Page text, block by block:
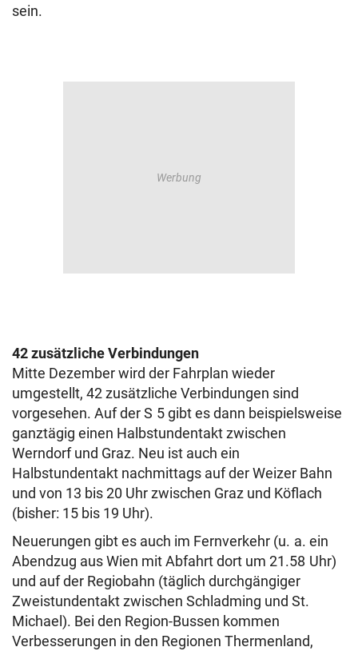
sein.
42 zusätzliche Verbindungen
Mitte Dezember wird der Fahrplan wieder
umgestellt, 42 zusätzliche Verbindungen sind
vorgesehen. Auf der S 5 gibt es dann beispielsweise
ganztägig einen Halbstundentakt zwischen
Werndorf und Graz. Neu ist auch ein
Halbstundentakt nachmittags auf der Weizer Bahn
und von 13 bis 20 Uhr zwischen Graz und Köflach
(bisher: 15 bis 19 Uhr).
Neuerungen gibt es auch im Fernverkehr (u. a. ein
Abendzug aus Wien mit Abfahrt dort um 21.58 Uhr)
und auf der Regiobahn (täglich durchgängiger
Zweistundentakt zwischen Schladming und St.
Michael). Bei den Region-Bussen kommen
Verbesserungen in den Regionen Thermenland,